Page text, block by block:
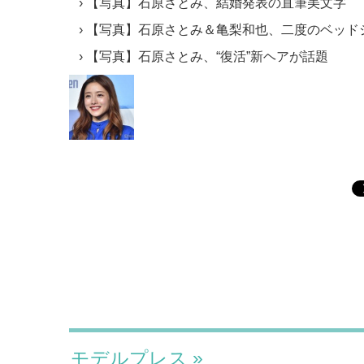
【写真】石原さとみ＆亀梨和也、二度のベッド
【写真】石原さとみ、“復活”新ヘアが話題
モデルプレス